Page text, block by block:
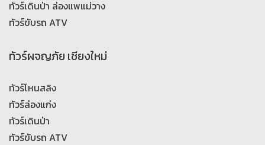
ทัวร์เดินป่า ล่องแพแม่วาง
ทัวร์ขับรถ ATV
ทัวร์ผจญภัย เชียงใหม่
ทัวร์โหนสลิง
ทัวร์ล่องแก่ง
ทัวร์เดินป่า
ทัวร์ขับรถ ATV